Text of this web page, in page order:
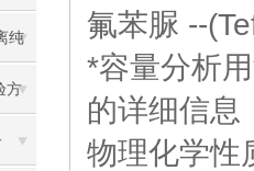
纯
方
氟苯脲 --
*容量分析
的详细信息
物理化学性